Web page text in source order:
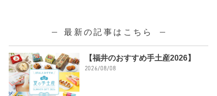
最新の記事はこちら
【福井のおすすめ手土産2026】
2026/08/08